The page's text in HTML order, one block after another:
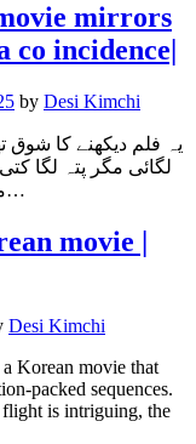
mirrors
co incidence|
by Desi Kimchi
لگائی مگر پتہ لگا
مووی ہے۔اسکا نام کتی کا انتقام یا پاکستان…
movie |
Desi Kimchi
Korean movie that
packed sequences.
is intriguing, the